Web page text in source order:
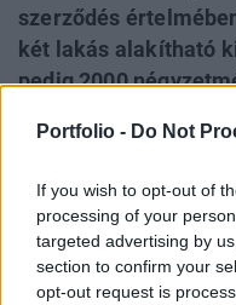
Portfolio - Do Not
If you wish to opt-out of
processing of your
targeted advertising by
section to confirm your
opt-out request is
szerződés
két lakás alakítható
pedig 2000
megállapodást mind
mind a Fővárosi
volna a területen, az
környék
visszafogottabb